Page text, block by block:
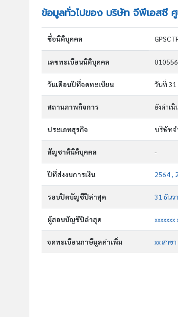
ข้อมูลทั่วไปของ บริษัท จีพีเอสซี
ชื่อนิติบุคคล GPSC
เลขทะเบียนนิติบุคคล
วันเดือนปีที่จดทะเบียน วันที่ 31
สถานภาพกิจการ ยังดำเ
ประเภทธุรกิจ บริษัทจ
สัญชาตินิติบุคคล -
ปีที่ส่งงบการเงิน 2564 ,
รอบปิดบัญชีปีล่าสุด 31 ธันว
ผู้สอบบัญชีปีล่าสุด
จดทะเบียนภาษีมูลค่าเพิ่ม xx สาขา